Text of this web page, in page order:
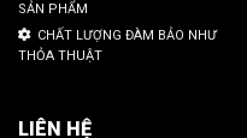
SẢN PHẨM
CHẤT LƯỢNG ĐÀM BẢO NHƯ
THỎA THUẬT
LIÊN HỆ